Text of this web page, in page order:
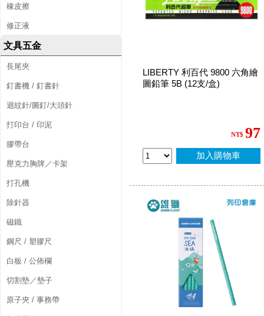
橡皮擦
修正液
文具五金
長尾夾
釘書機 / 釘書針
迴紋針/圖釘/大頭針
打印台 / 印泥
膠帶台
壓克力胸牌／卡架
打孔機
除針器
磁鐵
鋼尺 / 塑膠尺
白板 / 公佈欄
切割墊／墊子
原子夾 / 事務帶
LIBERTY 利百代 9800 六角繪
圖鉛筆 5B (12支/盒)
NT$ 97
加入購物車